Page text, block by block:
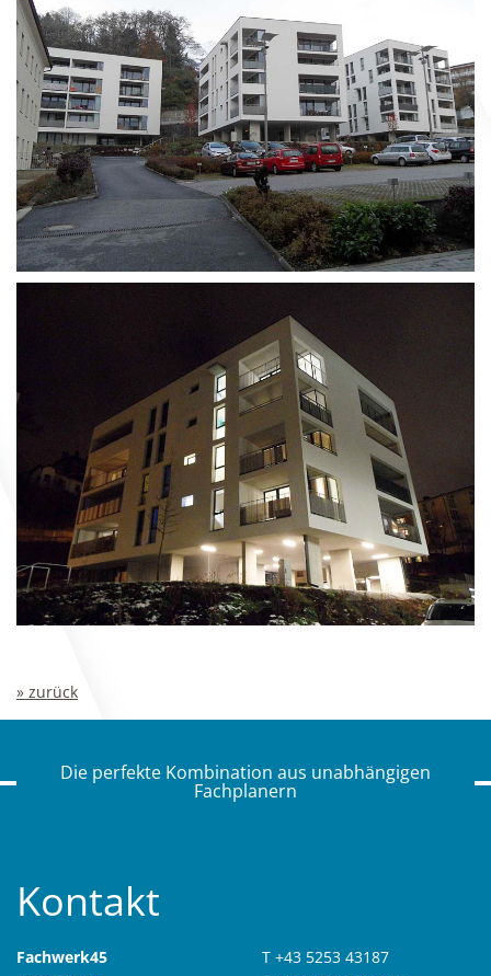
» zurück
Die perfekte Kombination aus unabhängigen
Fachplanern
Kontakt
Fachwerk45
T +43 5253 43187